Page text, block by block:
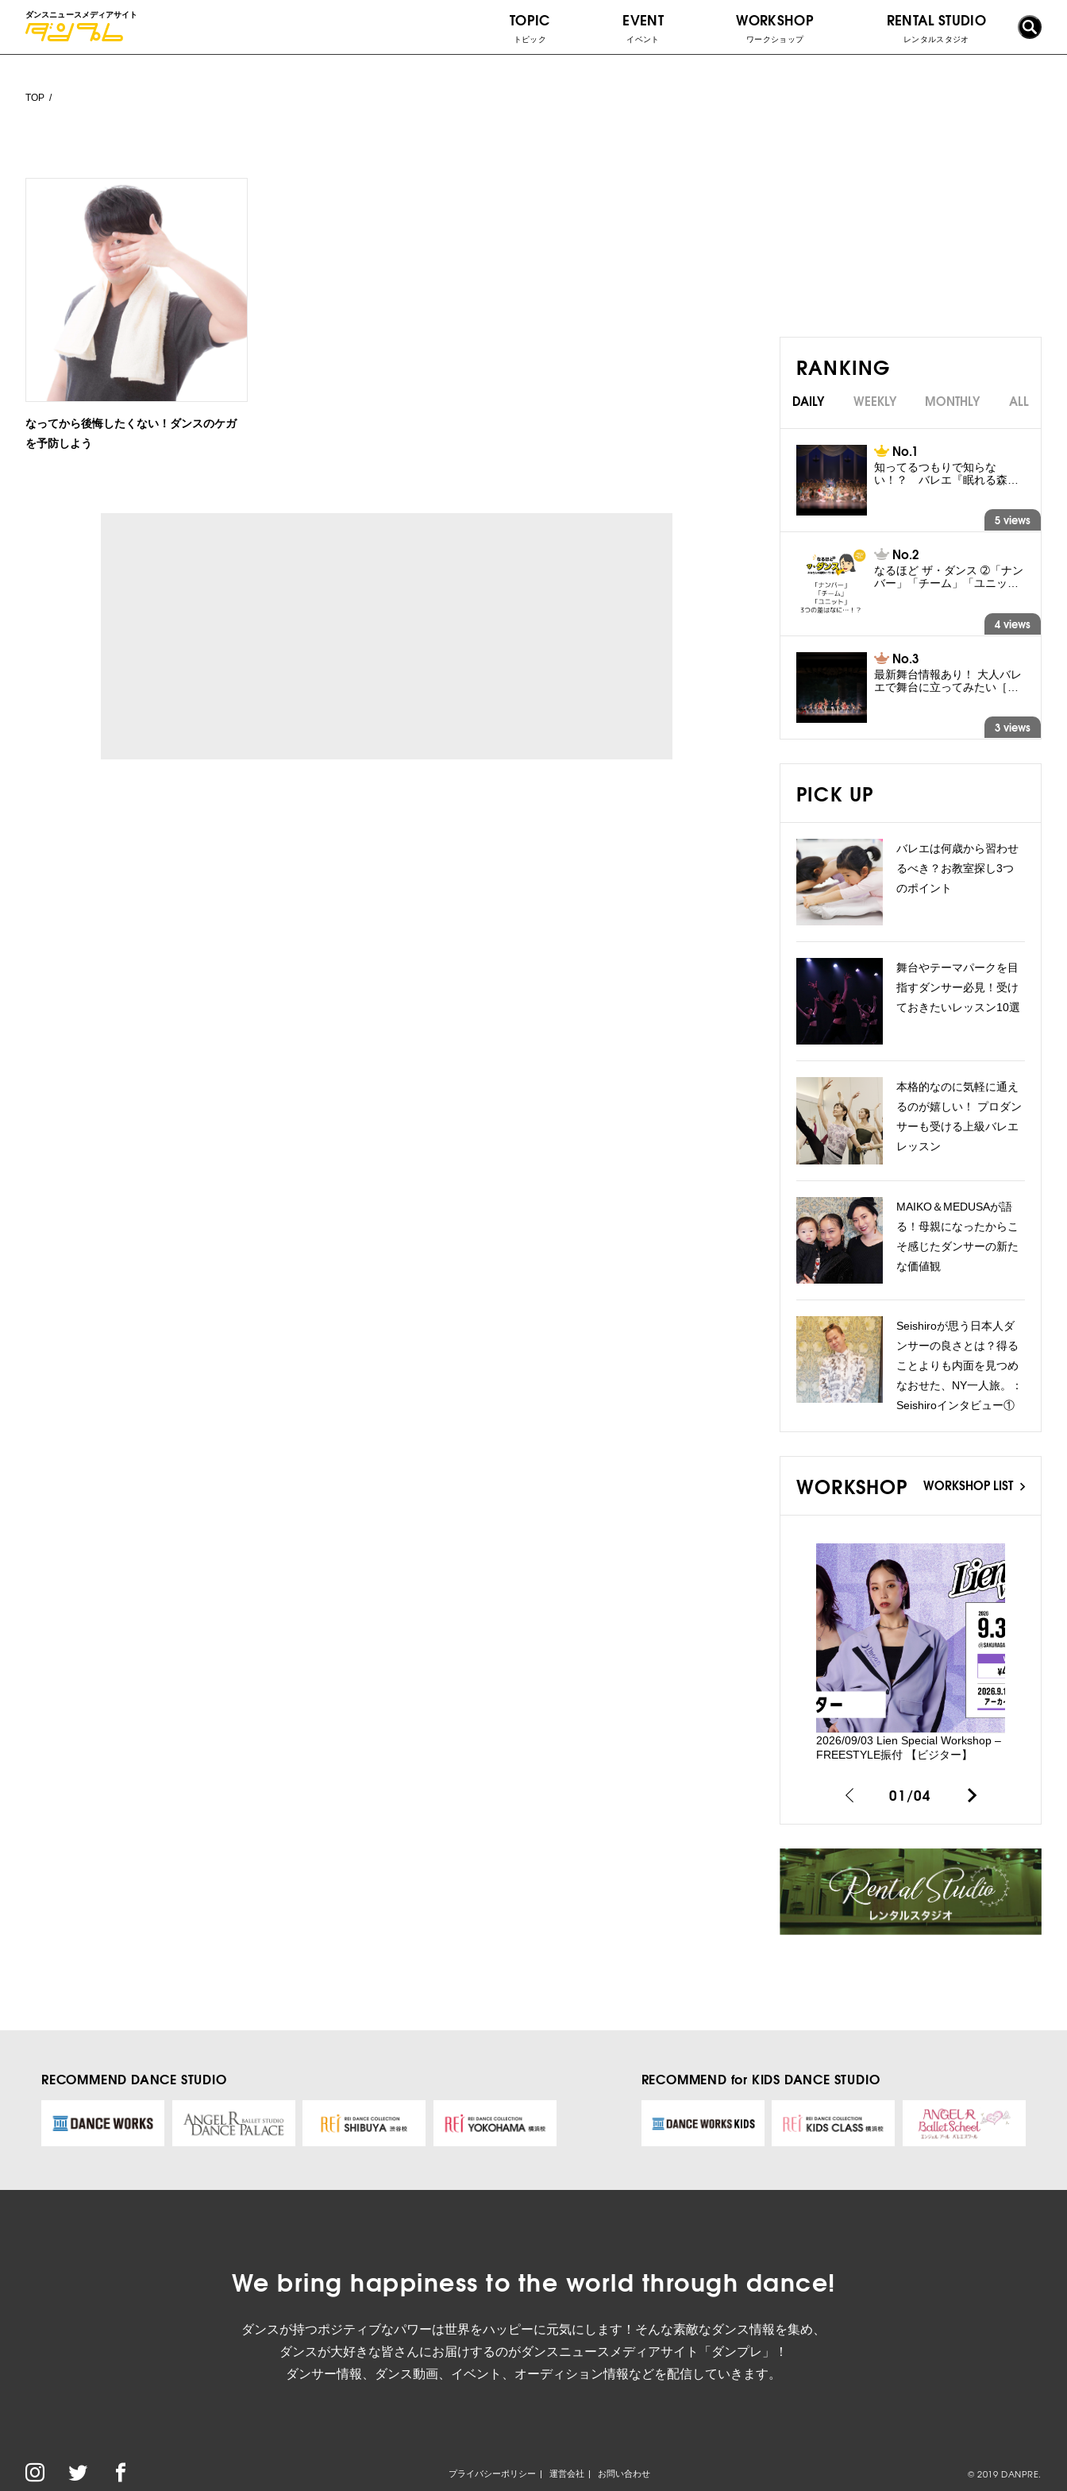
ダンスニュースメディアサイト TOPIC
トピック
EVENT
イベント
WORKSHOP
ワークショップ
RENTAL STUDIO
レンタルスタジオ
TOP
なってから後悔したくない！ダンスのケガ
を予防しよう
RANKING
DAILY WEEKLY MONTHLY ALL
知ってるつもりで知らな
い！？ バレエ『眠れる森…
5 views
なるほど ザ・ダンス ➁「ナン
バー」「チーム」「ユニッ…
4 views
最新舞台情報あり！ 大人バレ
エで舞台に立ってみたい［…
3 views
PICK UP
バレエは何歳から習わせ
るべき？お教室探し3つ
のポイント
舞台やテーマパークを目
指すダンサー必見！受け
ておきたいレッスン10選
本格的なのに気軽に通え
るのが嬉しい！ プロダン
サーも受ける上級バレエ
レッスン
MAIKO＆MEDUSAが語
る！母親になったからこ
そ感じたダンサーの新た
な価値観
Seishiroが思う日本人ダ
ンサーの良さとは？得る
ことよりも内面を見つめ
なおせた、NY一人旅。：
Seishiroインタビュー①
WORKSHOP WORKSHOP LIST
2026/09/03 Lien Special Workshop –
FREESTYLE振付 【ビジター】
01/04
RECOMMEND DANCE STUDIO RECOMMEND for KIDS DANCE STUDIO
We bring happiness to the world through dance!
ダンスが持つポジティブなパワーは世界をハッピーに元気にします！そんな素敵なダンス情報を集め、
ダンスが大好きな皆さんにお届けするのがダンスニュースメディアサイト「ダンプレ」！
ダンサー情報、ダンス動画、イベント、オーディション情報などを配信していきます。
プライバシーポリシー 運営会社 お問い合わせ © 2019 DANPRE.